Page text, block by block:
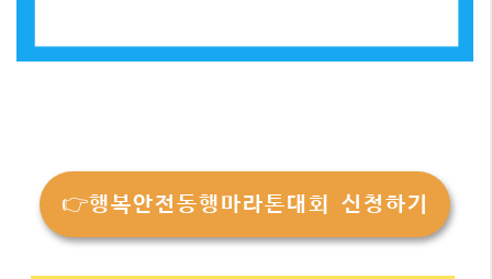
👉행복안전동행마라톤대회 신청하기